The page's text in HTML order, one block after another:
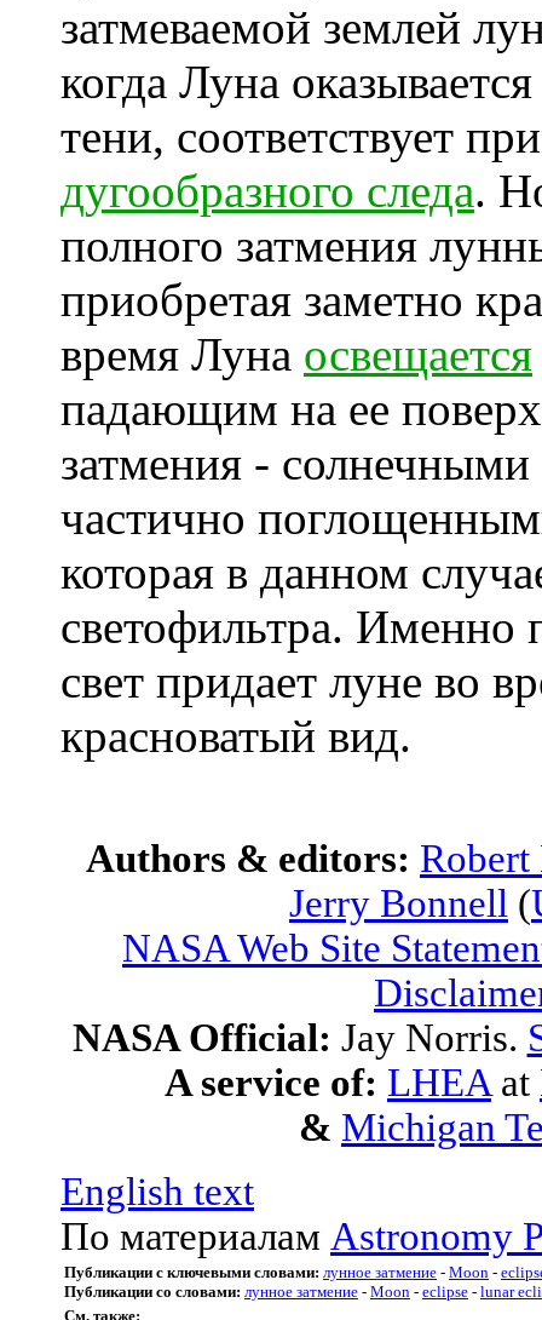
затмеваемой землей
когда Луна
тени, соответствует
дугообразного следа.
полного затмения
приобретая заметно
время Луна освещается
падающим на ее
затмения -
частично
которая в данном
светофильтра. Именно
свет придает луне во
красноватый вид.
Authors & editors:
Jerry Bonnell (
NASA Web Site
NASA Official: Jay Norris.
A service of: LHEA at
& Michigan
English text
По материалам Astronomy
Публикации с ключевыми словами: лунное затмение - Moon -
Публикации со словами: лунное затмение - Moon - eclipse - lunar
См. также: